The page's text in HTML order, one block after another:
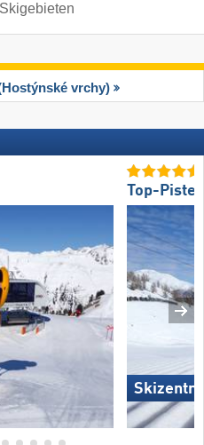
Skigebieten
vrchy)
Top-